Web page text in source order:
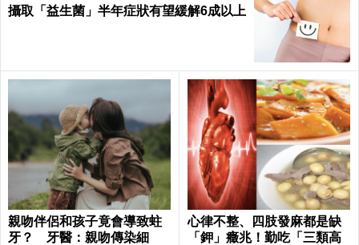
攝取「益生菌」半年症狀有望緩解6成以上
親吻伴侶和孩子竟會導致蛀
牙？ 牙醫：親吻傳染細
心律不整、四肢發麻都是缺
「鉀」癥兆！勤吃「三類高